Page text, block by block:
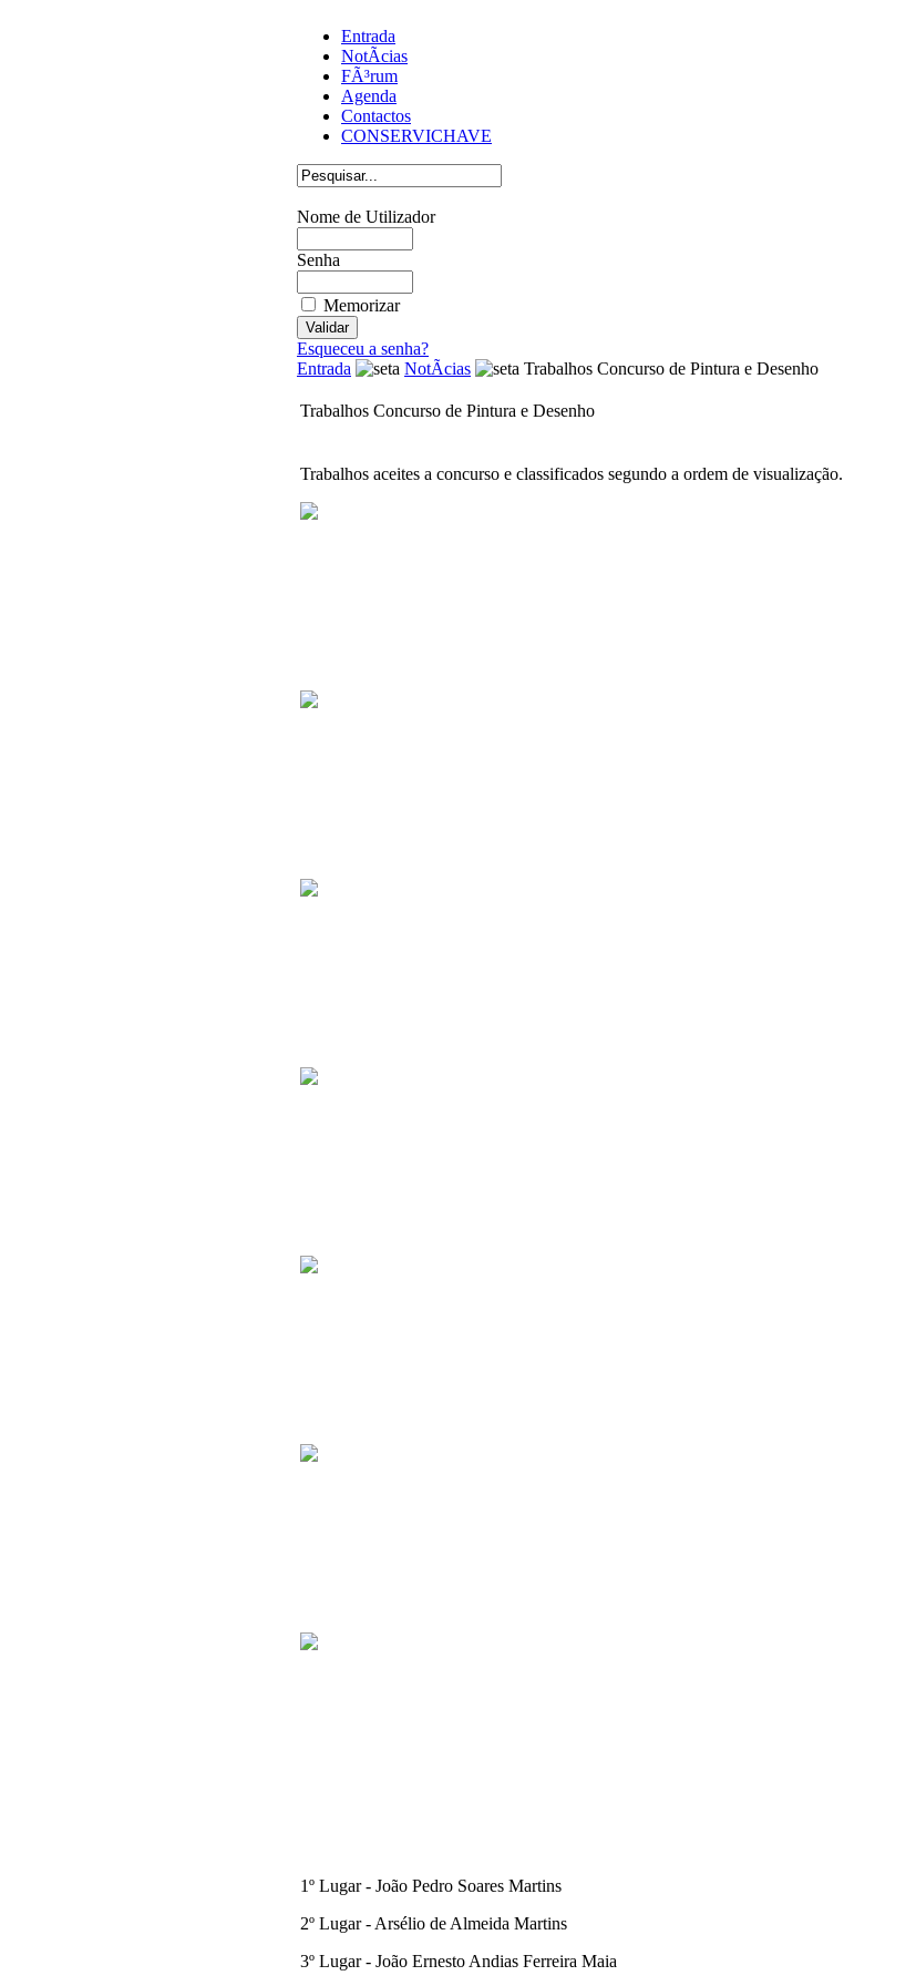
Entrada
NotÃ­cias
FÃ³rum
Agenda
Contactos
CONSERVICHAVE
Nome de Utilizador
Senha
Memorizar
Esqueceu a senha?
Entrada
NotÃ­cias Trabalhos Concurso de Pintura e Desenho
Trabalhos Concurso de Pintura e Desenho
Trabalhos aceites a concurso e classificados segundo a ordem de visualização.
1º Lugar - João Pedro Soares Martins
2º Lugar - Arsélio de Almeida Martins
3º Lugar - João Ernesto Andias Ferreira Maia